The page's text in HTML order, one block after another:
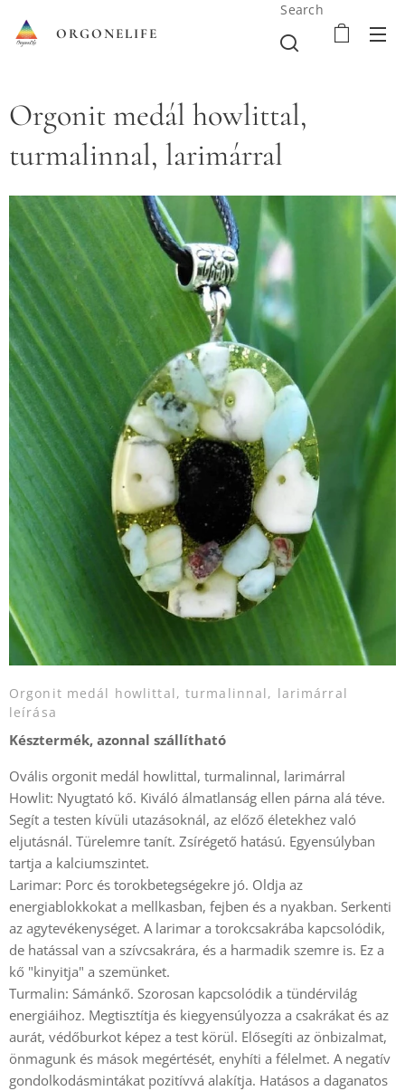
ORGONELIFE
Search
Orgonit medál howlittal,
turmalinnal, larimárral
Orgonit medál howlittal, turmalinnal, larimárral
leírása
Késztermék, azonnal szállítható
Ovális orgonit medál howlittal, turmalinnal, larimárral
Howlit: Nyugtató kő. Kiváló álmatlanság ellen párna alá téve.
Segít a testen kívüli utazásoknál, az előző életekhez való
eljutásnál. Türelemre tanít. Zsírégető hatású. Egyensúlyban
tartja a kalciumszintet.
Larimar: Porc és torokbetegségekre jó. Oldja az
energiablokkokat a mellkasban, fejben és a nyakban. Serkenti
az agytevékenységet. A larimar a torokcsakrába kapcsolódik,
de hatással van a szívcsakrára, és a harmadik szemre is. Ez a
kő "kinyitja" a szemünket.
Turmalin: Sámánkő. Szorosan kapcsolódik a tündérvilág
energiáihoz. Megtisztítja és kiegyensúlyozza a csakrákat és az
aurát, védőburkot képez a test körül. Elősegíti az önbizalmat,
önmagunk és mások megértését, enyhíti a félelmet. A negatív
gondolkodásmintákat pozitívvá alakítja. Hatásos a daganatos